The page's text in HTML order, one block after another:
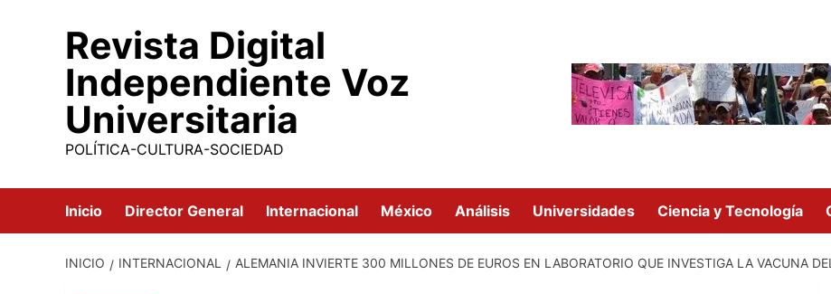
Revista Digital
Independiente Voz
Universitaria
POLÍTICA-CULTURA-SOCIEDAD
Inicio Director General Internacional México Análisis Universidades Ciencia y Tecnología
INICIO INTERNACIONAL ALEMANIA INVIERTE 300 MILLONES DE EUROS EN LABORATORIO QUE INVESTIGA LA VACUNA